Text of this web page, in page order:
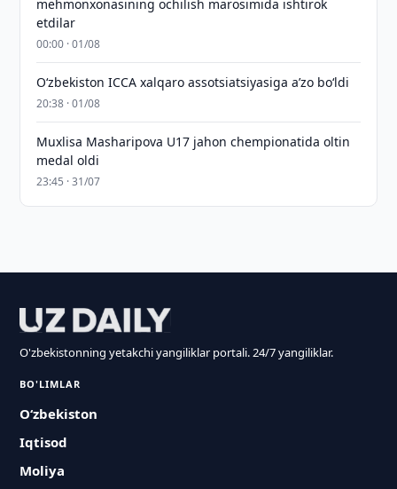
mehmonxonasining ochilish marosimida ishtirok
etdilar
00:00 · 01/08
O‘zbekiston ICCA xalqaro assotsiatsiyasiga aʼzo bo‘ldi
20:38 · 01/08
Muxlisa Masharipova U17 jahon chempionatida oltin
medal oldi
23:45 · 31/07
O'zbekistonning yetakchi yangiliklar portali. 24/7 yangiliklar.
BO'LIMLAR
O‘zbekiston
Iqtisod
Moliya